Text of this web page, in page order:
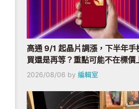
高通 9/1 起晶片調漲，下半年手
買還是再等？重點可能不在標價
2026/08/06 by 編輯室